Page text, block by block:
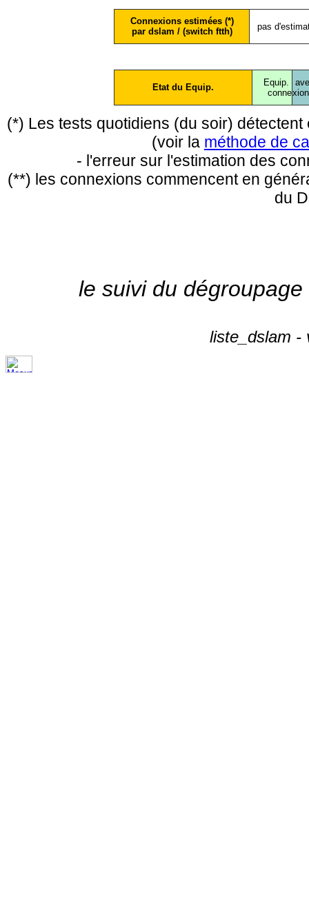
Connexions estimées (*)
par dslam / (switch ftth)
pas
Etat du Equip.
Equip.
conne
(*) Les tests quotidiens (du soir)
(voir la méthode de
- l'erreur sur l'estimation des
(**) les connexions commencent en
du
le suivi du
liste_dslam -